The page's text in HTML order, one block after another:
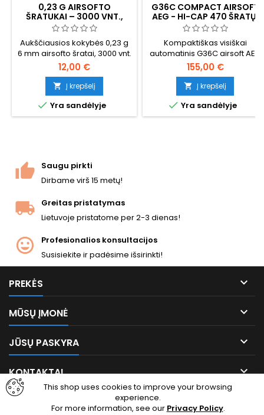
0,23 G AIRSOFTO
ŠRATUKAI – 3000 VNT.,
DIDESNIS SVORIS
UŽTIKRINA DIDESNĮ
TIKSLUMĄ IR TOLESNĮ
ŠAUDYMO NUOTOLĮ
Aukščiausios kokybės 0,23 g
6 mm airsofto šratai, 3000 vnt.
uždaromame buteliuke.
Sunkesnės nei standartinės
0,20 g – geresnis atsparumas
vėjui, plokštesnė trajektorija,
didesnė energija tolimajame
nuotolyje. Gamintojas –
sistemai. Tinkamas atsargų
kiekis pagalbiniams...
12,00 €
 Į krepšelį
 Yra sandėlyje
G36C COMPACT AIRSOFT
AEG - HI-CAP 470 ŠRATŲ,
BATERIJA IR ĮKROVIKLIS
Kompaktiškas visiškai
automatinis G36C airsoft AEG
- 720 mm, ~380 FPS / 116 m/s,
V3 pavarų dėžė, iš šono
sulankstoma apkaba, skirta
kovai su kareiviais. Į
komplektą įeina 470 šovinių
dėtuvė, 8,4 V NiMH
155,00 €
 Į krepšelį
 Yra sandėlyje
Saugu pirkti
Dirbame virš 15 metų!
Greitas pristatymas
Lietuvoje pristatome per 2-3 dienas!
Profesionalios konsultacijos
Susisiekite ir padėsime išsirinkti!
PREKĖS 
MŪSŲ ĮMONĖ 
JŪSŲ PASKYRA 
KONTAKTAI 
This shop uses cookies to improve your browsing
experience.
For more information, see our Privacy Policy.
FacebookInstagram